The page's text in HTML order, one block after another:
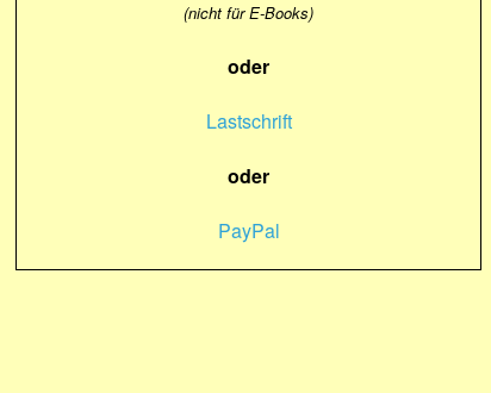
(nicht für E-Books)
oder
Lastschrift
oder
PayPal